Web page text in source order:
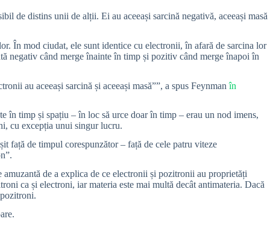
de distins unii de alții. Ei au aceeași sarcină negativă, aceeași masă
În mod ciudat, ele sunt identice cu electronii, în afară de sarcina lor
negativ când merge înainte în timp și pozitiv când merge înapoi în
au aceeași sarcină și aceeași masă””, a spus Feynmanîn
în timp și spațiu – în loc să urce doar în timp – erau un nod imens,
cu excepția unui singur lucru.
față de timpul corespunzător – față de cele patru viteze
de a explica de ce electronii și pozitronii au proprietăți
ca și electroni, iar materia este mai multă decât antimateria. Dacă